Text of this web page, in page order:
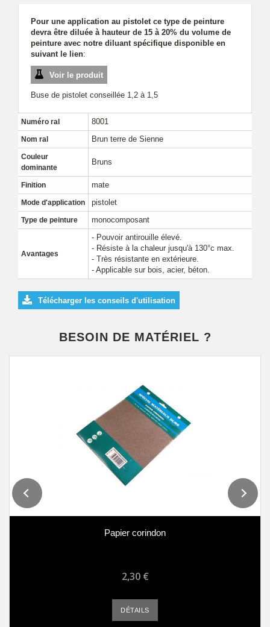
Pour une application au pistolet ce type de peinture
devra être diluée à hauteur de 15 à 20% du volume de
peinture avec notre diluant spécifique disponible en
suivant le lien:
Voir le produit
Buse de pistolet conseillée 1,2 à 1,5
Numéro ral 8001
Nom ral Brun terre de Sienne
Couleur
dominante
Bruns
Finition mate
Mode d'application pistolet
Type de peinture monocomposant
Avantages
- Pouvoir antirouille élevé.
- Résiste à la chaleur jusqu'à 130°c max.
- Très résistante en extérieure.
- Applicable sur bois, acier, béton.
Télécharger les conseils d'utilisation
BESOIN DE MATÉRIEL ?
Papier corindon
2,30 €
DÉTAILS